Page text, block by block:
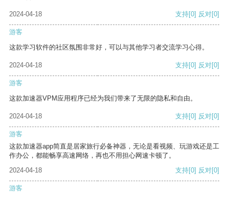
2024-04-18 支持[0] 反对[0]
游客
这款学习软件的社区氛围非常好，可以与其他学习者交流学习心得。
2024-04-18 支持[0] 反对[0]
游客
这款加速器VPM应用程序已经为我们带来了无限的隐私和自由。
2024-04-18 支持[0] 反对[0]
游客
这款加速器app简直是居家旅行必备神器，无论是看视频、玩游戏还是工
作办公，都能畅享高速网络，再也不用担心网速卡顿了。
2024-04-18
支持[0] 反对[0]
游客